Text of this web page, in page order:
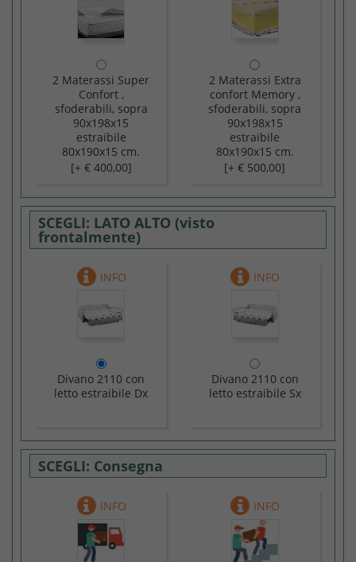
2 Materassi Super
Confort ,
sfoderabili, sopra
90x198x15
estraibile
80x190x15 cm.
[+ € 400,00]
2 Materassi Extra
confort Memory ,
sfoderabili, sopra
90x198x15
estraibile
80x190x15 cm.
[+ € 500,00]
LATO ALTO (visto
frontalmente)
Divano 2110 con
letto estraibile Dx
Divano 2110 con
letto estraibile Sx
Consegna